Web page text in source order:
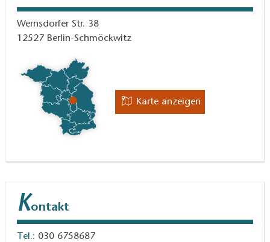
Wernsdorfer Str. 38
12527 Berlin-Schmöckwitz
Karte anzeigen
Kontakt
Tel.: 030 6758687